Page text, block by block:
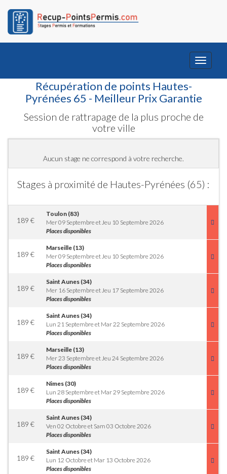
Toggle
Récupération de points Hautes-
Pyrénées 65 - Meilleur Prix Garantie
Session de rattrapage de la plus proche de
votre ville
Aucun stage ne correspond à votre recherche.
Stages à proximité de Hautes-Pyrénées (65) :
189 €
Toulon (83)
Mer 09 Septembre et Jeu 10 Septembre 2026
Places disponibles
189 €
Marseille (13)
Mer 09 Septembre et Jeu 10 Septembre 2026
Places disponibles
189 €
Saint Aunes (34)
Mer 16 Septembre et Jeu 17 Septembre 2026
Places disponibles
189 €
Saint Aunes (34)
Lun 21 Septembre et Mar 22 Septembre 2026
Places disponibles
189 €
Marseille (13)
Mer 23 Septembre et Jeu 24 Septembre 2026
Places disponibles
189 €
Nimes (30)
Lun 28 Septembre et Mar 29 Septembre 2026
Places disponibles
189 €
Saint Aunes (34)
Ven 02 Octobre et Sam 03 Octobre 2026
Places disponibles
189 €
Saint Aunes (34)
Lun 12 Octobre et Mar 13 Octobre 2026
Places disponibles